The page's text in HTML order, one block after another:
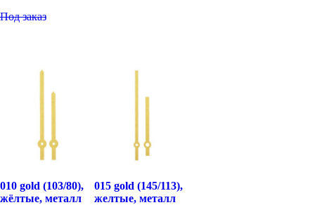
Под заказ
010 gold (103/80),
жёлтые, металл
015 gold (145/113),
желтые, металл